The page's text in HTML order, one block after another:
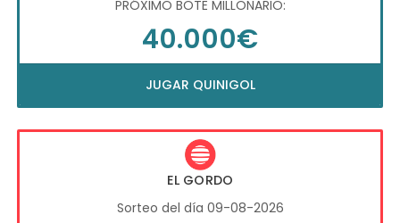
PRÓXIMO BOTE MILLONARIO:
40.000€
JUGAR QUINIGOL
EL GORDO
Sorteo del día 09-08-2026